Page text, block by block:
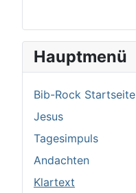
Hauptmenü
Bib-Rock Startseite
Jesus
Tagesimpuls
Andachten
Klartext